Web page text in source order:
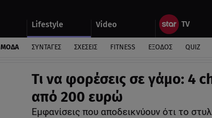
Lifestyle Video
ΜΟΔΑ ΣΥΝΤΑΓΕΣ ΣΧΕΣΕΙΣ FITNESS ΕΞΟΔΟΣ QUIZ
Τι να φορέσεις σε γάμο: 4
από 200 ευρώ
Εμφανίσεις που αποδεικνύουν ότι το